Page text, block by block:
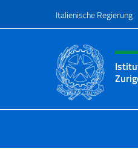
Italienische Regierung
Header-Site,